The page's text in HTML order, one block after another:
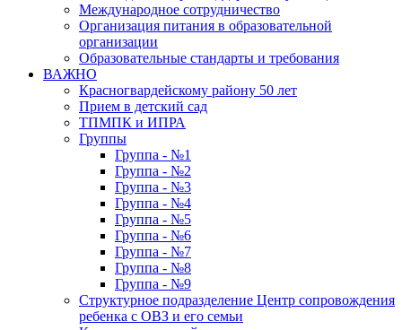
Международное сотрудничество
Организация питания в образовательной
организации
Образовательные стандарты и требования
ВАЖНО
Красногвардейскому району 50 лет
Прием в детский сад
ТПМПК и ИПРА
Группы
Группа - №1
Группа - №2
Группа - №3
Группа - №4
Группа - №5
Группа - №6
Группа - №7
Группа - №8
Группа - №9
Структурное подразделение Центр сопровождения
ребенка с ОВЗ и его семьи